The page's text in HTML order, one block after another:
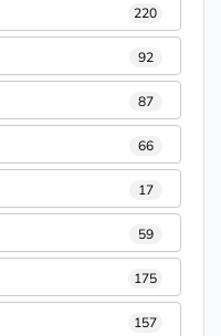
220
92
87
66
17
59
175
157